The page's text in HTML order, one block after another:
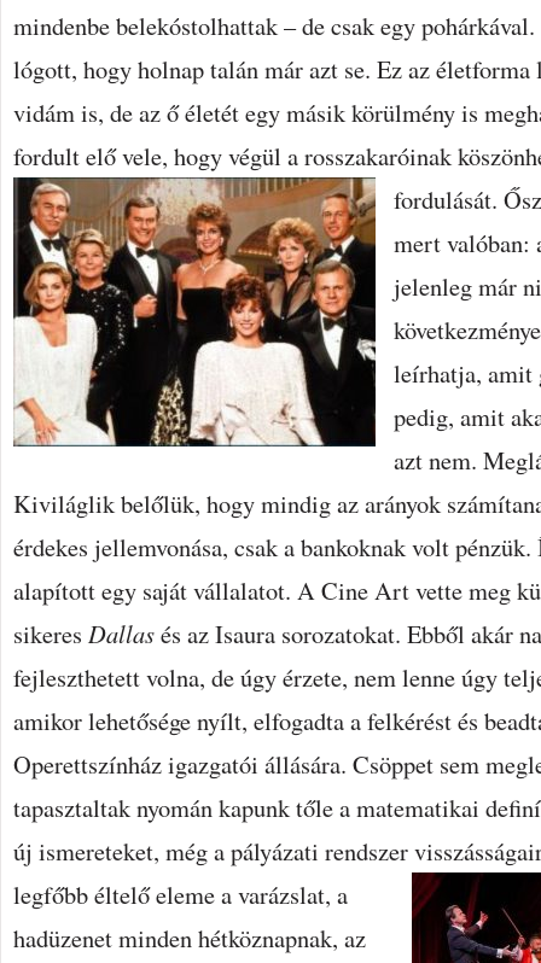
mindenbe belekóstolhattak – de csak egy
lógott, hogy holnap talán már azt se. Ez az életforma
vidám is, de az ő életét egy másik körülmény is
fordult elő vele, hogy végül a rosszakaróinak
fordulását.
mert valóban:
jelenleg már
leírhatja, amit
pedig, amit
azt nem.
Kiviláglik belőlük, hogy mindig az arányok
érdekes jellemvonása, csak a bankoknak volt
alapított egy saját vállalatot. A Cine Art vette meg
sikeres Dallasés az Isaura sorozatokat. Ebből akár
fejleszthetett volna, de úgy érzete, nem lenne úgy
amikor lehetősége nyílt, elfogadta a felkérést és
Operettszínház igazgatói állására. Csöppet sem
tapasztaltak nyomán kapunk tőle a matematikai
új ismereteket, még a pályázati rendszer
legfőbb éltelő eleme a varázslat, a
hadüzenet minden hétköznapnak, az